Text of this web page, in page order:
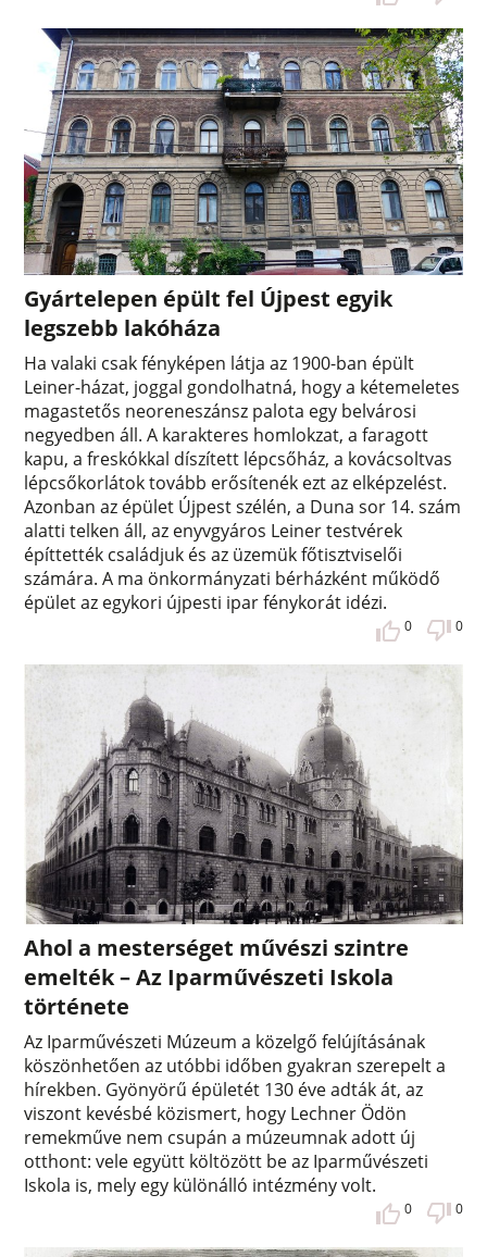
Gyártelepen épült fel Újpest egyik
legszebb lakóháza
Ha valaki csak fényképen látja az 1900-ban épült
Leiner-házat, joggal gondolhatná, hogy a kétemeletes
magastetős neoreneszánsz palota egy belvárosi
negyedben áll. A karakteres homlokzat, a faragott
kapu, a freskókkal díszített lépcsőház, a kovácsoltvas
lépcsőkorlátok tovább erősítenék ezt az elképzelést.
Azonban az épület Újpest szélén, a Duna sor 14. szám
alatti telken áll, az enyvgyáros Leiner testvérek
építtették családjuk és az üzemük főtisztviselői
számára. A ma önkormányzati bérházként működő
épület az egykori újpesti ipar fénykorát idézi.
0 0
Ahol a mesterséget művészi szintre
emelték – Az Iparművészeti Iskola
története
Az Iparművészeti Múzeum a közelgő felújításának
köszönhetően az utóbbi időben gyakran szerepelt a
hírekben. Gyönyörű épületét 130 éve adták át, az
viszont kevésbé közismert, hogy Lechner Ödön
remekműve nem csupán a múzeumnak adott új
otthont: vele együtt költözött be az Iparművészeti
Iskola is, mely egy különálló intézmény volt.
0 0